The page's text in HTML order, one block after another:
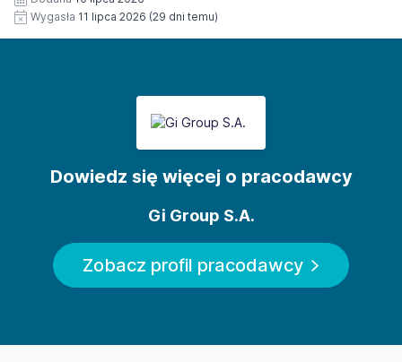
Wygasła 11 lipca 2026 (29 dni temu)
Dowiedz się więcej o pracodawcy
Gi Group S.A.
Zobacz profil pracodawcy